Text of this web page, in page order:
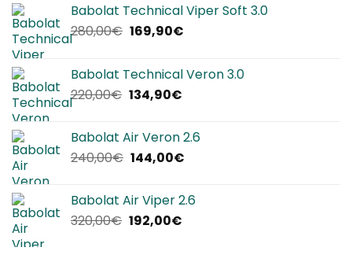
Babolat Technical Viper Soft 3.0
280,00€ Il
era:
280,00€.
169,90€Il
è:
Babolat Technical Veron 3.0
220,00€ Il
era:
220,00€.
134,90€Il
è:
134,90€.
Babolat Air Veron 2.6
240,00€ Il
era:
240,00€.
144,00€Il
è:
Babolat Air Viper 2.6
320,00€ Il
192,00€Il